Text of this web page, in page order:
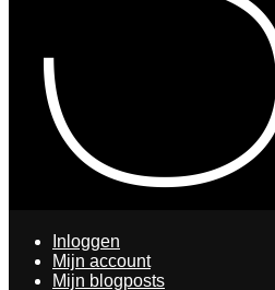
Inloggen
Mijn account
Mijn blogposts